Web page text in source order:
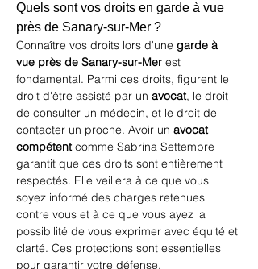
Quels sont vos droits en garde à vue
près de Sanary-sur-Mer ?
Connaître vos droits lors d'une garde à
vue près de Sanary-sur-Mer est
fondamental. Parmi ces droits, figurent le
droit d'être assisté par un avocat, le droit
de consulter un médecin, et le droit de
contacter un proche. Avoir un avocat
compétent comme Sabrina Settembre
garantit que ces droits sont entièrement
respectés. Elle veillera à ce que vous
soyez informé des charges retenues
contre vous et à ce que vous ayez la
possibilité de vous exprimer avec équité et
clarté. Ces protections sont essentielles
pour garantir votre défense.